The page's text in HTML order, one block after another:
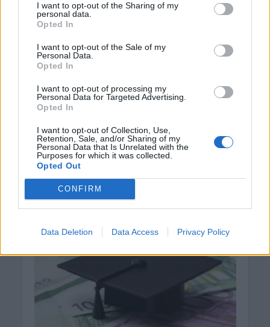
I want to opt-out of the Sharing of my
personal data.
Opted In
I want to opt-out of the Sale of my
Personal Data.
Opted In
I want to opt-out of processing my
Personal Data for Targeted Advertising.
Opted In
I want to opt-out of Collection, Use,
Retention, Sale, and/or Sharing of my
Personal Data that Is Unrelated with the
Purposes for which it was collected.
Opted Out
CONFIRM
Data Deletion Data Access Privacy Policy
ΔΙΆΦΟΡΑ
Το Πολυτεχνείο Κρήτης
και το e- campus
University στο
πρόγραμμα «Σπουδάζω με
Υποτροφία»
4 Ιουλίου 2019
Τρεις νέες υποτροφίες προστέθηκαν στο
πρόγραμμα «Σπουδάζω με Υποτροφία» της Equal
Society. Το Πολυτεχνείο Κρήτης με δύο
μεταπτυχιακά προγράμματα σπουδών και...